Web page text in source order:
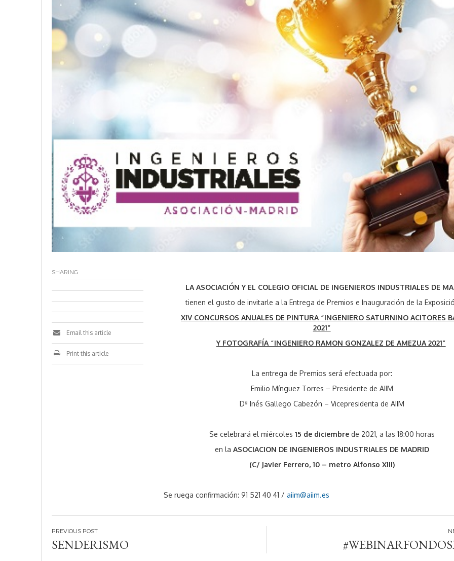
2
LA ASOCIACIÓN Y EL COLEGIO OFICIAL DE INGENIEROS INDUSTRIALES DE
tienen el gusto de invitarle a la Entrega de Premios e Inauguración de la
XIV CONCURSOS ANUALES DE PINTURA “INGENIERO SATURNINO ACITORES
2021”
Y FOTOGRAFÍA “INGENIERO RAMON GONZALEZ DE AMEZUA 2021”
La entrega de Premios será efectuada por:
Emilio Mínguez Torres – Presidente de AIIM
Dª Inés Gallego Cabezón – Vicepresidenta de AIIM
Se celebrará el miércoles 15 de diciembrede 2021, a las 18:00 horas
en la ASOCIACION DE INGENIEROS INDUSTRIALES DE MADRID
(C/ Javier Ferrero, 10 – metro Alfonso XIII)
Se ruega confirmación: 91 521 40 41 /aiim@aiim.es
SHARING
Email this article
Print this article
Navegación
de
SENDERISMO